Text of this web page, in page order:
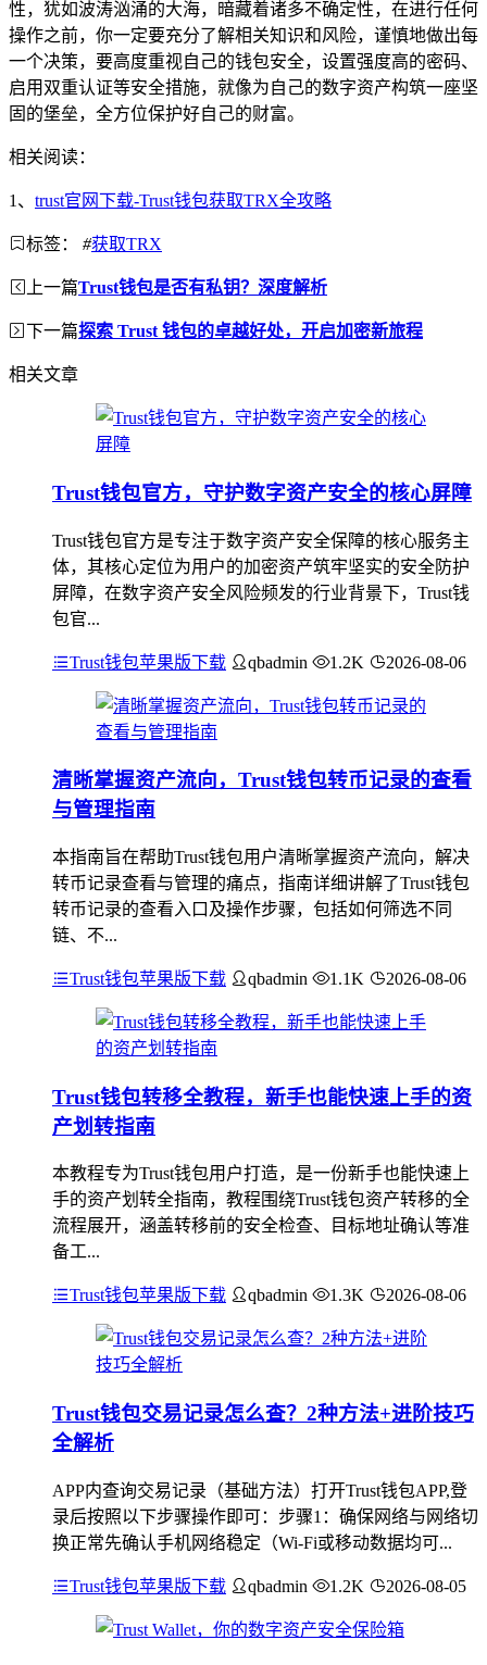
性，犹如波涛汹涌的大海，暗藏着诸多不确定性，在进行任何
操作之前，你一定要充分了解相关知识和风险，谨慎地做出每
一个决策，要高度重视自己的钱包安全，设置强度高的密码、
启用双重认证等安全措施，就像为自己的数字资产构筑一座坚
固的堡垒，全方位保护好自己的财富。
相关阅读：
1、 trust官网下载-Trust钱包获取TRX全攻略
标签： #获取TRX
上一篇Trust钱包是否有私钥？深度解析
下一篇探索 Trust 钱包的卓越好处，开启加密新旅程
相关文章
Trust钱包官方，守护数字资产安全的核心屏障
Trust钱包官方是专注于数字资产安全保障的核心服务主
体，其核心定位为用户的加密资产筑牢坚实的安全防护
屏障，在数字资产安全风险频发的行业背景下，Trust钱
包官...
Trust钱包苹果版下载 qbadmin 1.2K 2026-08-06
清晰掌握资产流向，Trust钱包转币记录的查看
与管理指南
本指南旨在帮助Trust钱包用户清晰掌握资产流向，解决
转币记录查看与管理的痛点，指南详细讲解了Trust钱包
转币记录的查看入口及操作步骤，包括如何筛选不同
链、不...
Trust钱包苹果版下载 qbadmin 1.1K 2026-08-06
Trust钱包转移全教程，新手也能快速上手的资
产划转指南
本教程专为Trust钱包用户打造，是一份新手也能快速上
手的资产划转全指南，教程围绕Trust钱包资产转移的全
流程展开，涵盖转移前的安全检查、目标地址确认等准
备工...
Trust钱包苹果版下载 qbadmin 1.3K 2026-08-06
Trust钱包交易记录怎么查？2种方法+进阶技巧
全解析
APP内查询交易记录（基础方法）打开Trust钱包APP,登
录后按照以下步骤操作即可：步骤1：确保网络与网络切
换正常先确认手机网络稳定（Wi-Fi或移动数据均可...
Trust钱包苹果版下载 qbadmin 1.2K 2026-08-05